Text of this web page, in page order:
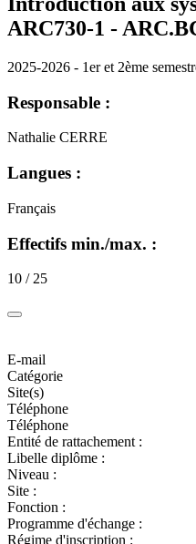
ARC730-1 -
2025-2026 - 1er et 2ème
Responsable :
Nathalie CERRE
Langues :
Français
Effectifs min./max. :
10 / 25
E-mail
Catégorie
Site(s)
Téléphone
Téléphone
Entité de rattachement :
Libelle diplôme :
Niveau :
Site :
Fonction :
Programme d'échange :
Régime d'inscription :